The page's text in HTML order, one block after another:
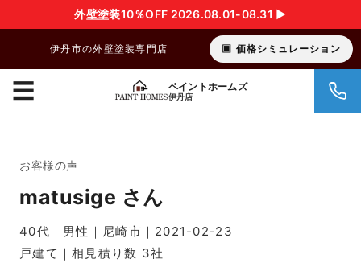
外壁塗装10％OFF 2026.08.01-08.31 ▶︎
伊丹市の外壁塗装専門店 価格シミュレーション
ペイントホームズ
伊丹店
☰
お客様の声
matusige さん
40代｜男性｜尼崎市｜2021-02-23
戸建て｜相見積り数 3社